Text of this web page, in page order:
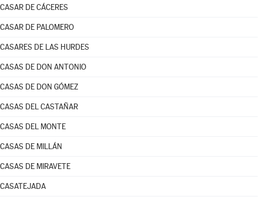
CASAR DE CÁCERES
CASAR DE PALOMERO
CASARES DE LAS HURDES
CASAS DE DON ANTONIO
CASAS DE DON GÓMEZ
CASAS DEL CASTAÑAR
CASAS DEL MONTE
CASAS DE MILLÁN
CASAS DE MIRAVETE
CASATEJADA